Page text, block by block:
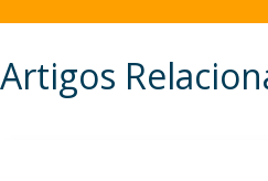
Artigos